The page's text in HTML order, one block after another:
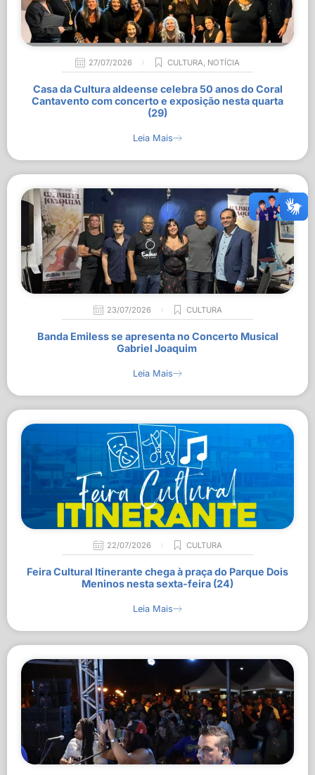
27/07/2026 CULTURA, NOTÍCIA
Casa da Cultura aldeense celebra 50 anos do Coral
Cantavento com concerto e exposição nesta quarta
(29)
Leia Mais
23/07/2026 CULTURA
Banda Emiless se apresenta no Concerto Musical
Gabriel Joaquim
Leia Mais
22/07/2026 CULTURA
Feira Cultural Itinerante chega à praça do Parque Dois
Meninos nesta sexta-feira (24)
Leia Mais